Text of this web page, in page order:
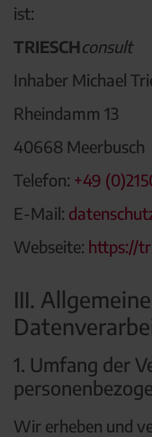
ist:
TRIESCHconsult
Inhaber Michael
Rheindamm 13
40668 Meerbusch
Telefon: +49
E-Mail:
Webseite: https://
III.
1. Umfang der
Wir erheben und